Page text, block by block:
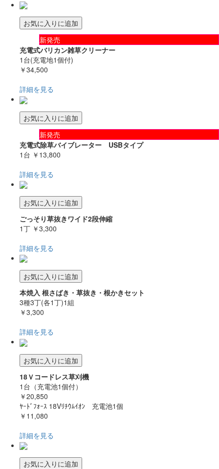
お気に入りに追加
新発売
充電式バリカン雑草クリーナー
1台(充電地1個付)
￥34,500
詳細を見る
お気に入りに追加
新発売
充電式除草バイブレーター USBタイプ
1台 ￥13,800
詳細を見る
お気に入りに追加
ごっそり草抜きワイド2段伸縮
1丁 ￥3,300
詳細を見る
お気に入りに追加
本焼入 根さばき・草抜き・根かきセット
3種3丁(各1丁)1組
￥3,300
詳細を見る
お気に入りに追加
18Ｖコードレス草刈機
1台（充電池1個付）
￥20,850
ﾔｰﾄﾞﾌｫｰｽ 18Vﾘﾁｳﾑｲｵﾝ 充電池1個
￥11,080
詳細を見る
お気に入りに追加